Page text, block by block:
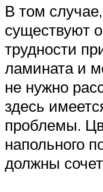
В том
существуют
трудности
ламината и
не нужно
здесь
проблемы.
напольного
должны